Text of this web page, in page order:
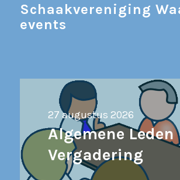
Schaakvereniging
events
27 augustus 2026
Algemene Leden
Vergadering